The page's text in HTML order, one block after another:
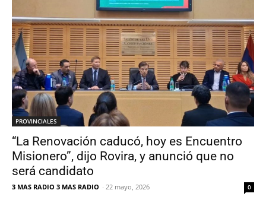
PROVINCIALES
“La Renovación caducó, hoy es Encuentro
Misionero”, dijo Rovira, y anunció que no
será candidato
3 MAS RADIO 3 MAS RADIO - 22 mayo, 2026 0